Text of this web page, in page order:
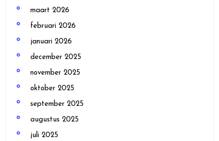
maart 2026
februari 2026
januari 2026
december 2025
november 2025
oktober 2025
september 2025
augustus 2025
juli 2025